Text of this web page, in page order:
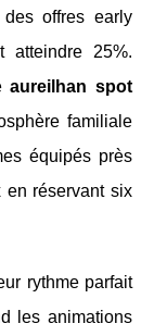
offres early
atteindre 25%.
aureilhan spot
familiale
équipés près
en réservant six
rythme parfait
les animations